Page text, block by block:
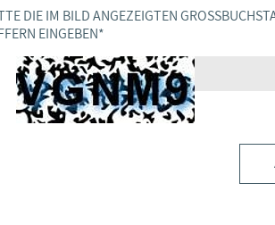
DIE IM BILD ANGEZEIGTEN
EINGEBEN *